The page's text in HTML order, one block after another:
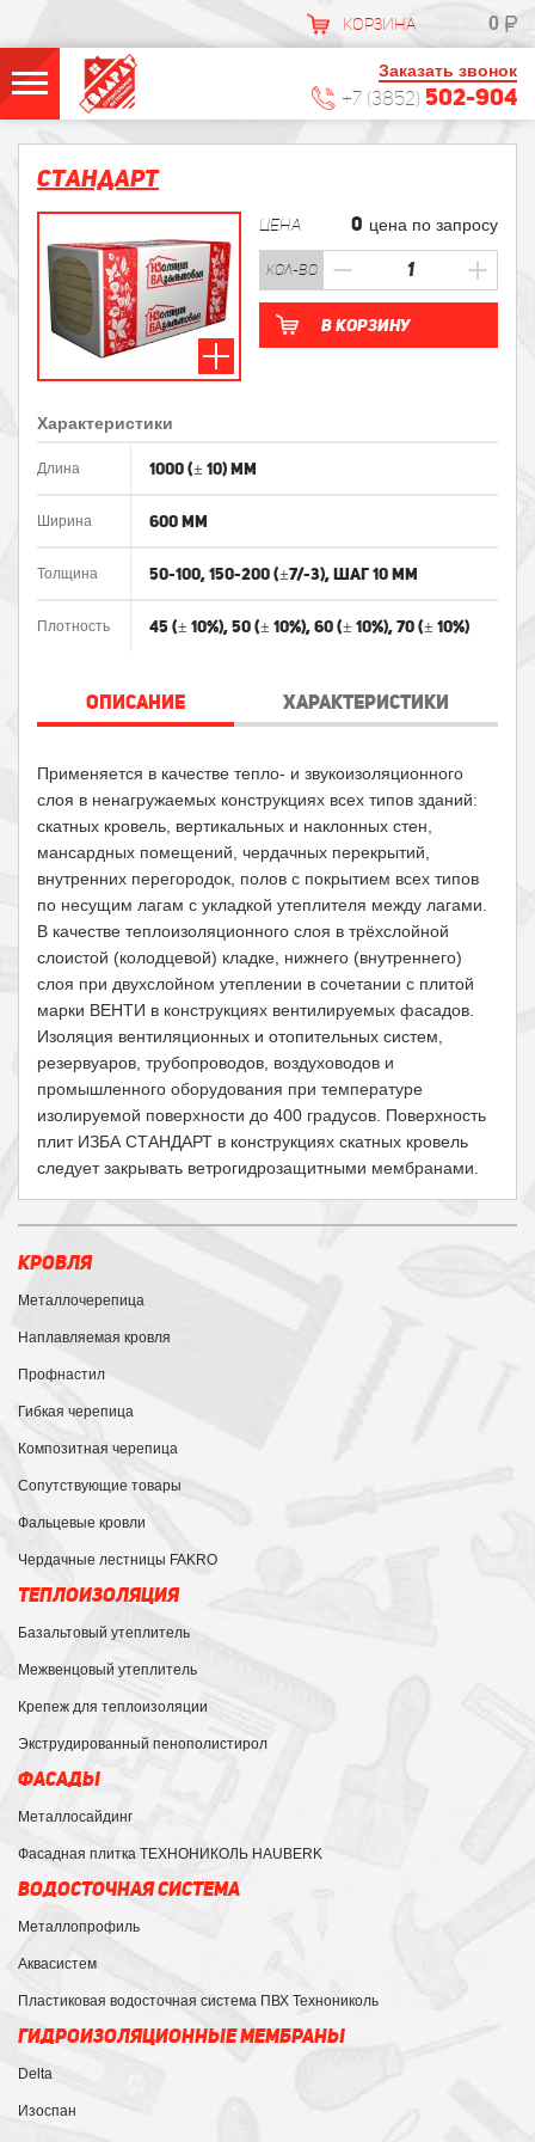
КОРЗИНА 0
Заказать звонок
+7 (3852) 502-904
Стандарт
ЦЕНА 0 цена по запросу
кол-во
В корзину
Характеристики
Длина 1000 (± 10) мм
Ширина 600 мм
Толщина 50-100, 150-200 (±7/-3), шаг 10 мм
Плотность 45 (± 10%), 50 (± 10%), 60 (± 10%), 70 (± 10%)
ОПИСАНИЕ ХАРАКТЕРИСТИКИ
Применяется в качестве тепло- и звукоизоляционного
слоя в ненагружаемых конструкциях всех типов зданий:
скатных кровель, вертикальных и наклонных стен,
мансардных помещений, чердачных перекрытий,
внутренних перегородок, полов с покрытием всех типов
по несущим лагам с укладкой утеплителя между лагами.
В качестве теплоизоляционного слоя в трёхслойной
слоистой (колодцевой) кладке, нижнего (внутреннего)
слоя при двухслойном утеплении в сочетании с плитой
марки ВЕНТИ в конструкциях вентилируемых фасадов.
Изоляция вентиляционных и отопительных систем,
резервуаров, трубопроводов, воздуховодов и
промышленного оборудования при температуре
изолируемой поверхности до 400 градусов. Поверхность
плит ИЗБА СТАНДАРТ в конструкциях скатных кровель
следует закрывать ветрогидрозащитными мембранами.
КРОВЛЯ
Металлочерепица
Наплавляемая кровля
Профнастил
Гибкая черепица
Композитная черепица
Сопутствующие товары
Фальцевые кровли
Чердачные лестницы FAKRO
ТЕПЛОИЗОЛЯЦИЯ
Базальтовый утеплитель
Межвенцовый утеплитель
Крепеж для теплоизоляции
Экструдированный пенополистирол
ФАСАДЫ
Металлосайдинг
Фасадная плитка ТЕХНОНИКОЛЬ HAUBERK
ВОДОСТОЧНАЯ СИСТЕМА
Металлопрофиль
Аквасистем
Пластиковая водосточная система ПВХ Технониколь
ГИДРОИЗОЛЯЦИОННЫЕ МЕМБРАНЫ
Delta
Изоспан